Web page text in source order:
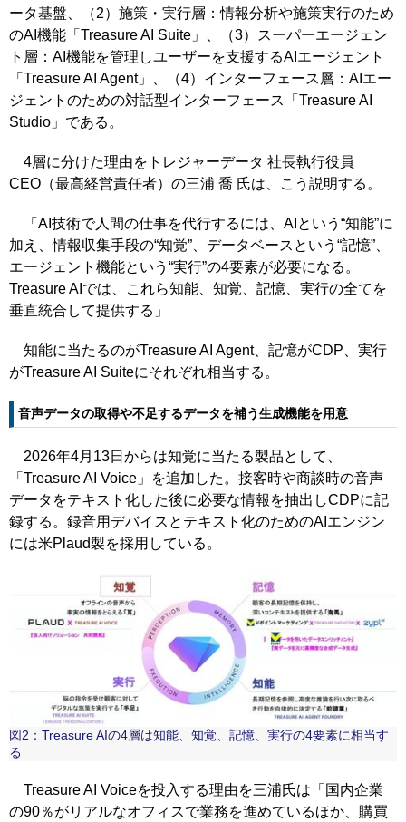
ータ基盤、（2）施策・実行層：情報分析や施策実行のため
のAI機能「Treasure AI Suite」、（3）スーパーエージェン
ト層：AI機能を管理しユーザーを支援するAIエージェント
「Treasure AI Agent」、（4）インターフェース層：AIエー
ジェントのための対話型インターフェース「Treasure AI
Studio」である。
4層に分けた理由をトレジャーデータ 社長執行役員
CEO（最高経営責任者）の三浦 喬 氏は、こう説明する。
「AI技術で人間の仕事を代行するには、AIという“知能”に
加え、情報収集手段の“知覚”、データベースという“記憶”、
エージェント機能という“実行”の4要素が必要になる。
Treasure AIでは、これら知能、知覚、記憶、実行の全てを
垂直統合して提供する」
知能に当たるのがTreasure AI Agent、記憶がCDP、実行
がTreasure AI Suiteにそれぞれ相当する。
音声データの取得や不足するデータを補う生成機能を用意
2026年4月13日からは知覚に当たる製品として、
「Treasure AI Voice」を追加した。接客時や商談時の音声
データをテキスト化した後に必要な情報を抽出しCDPに記
録する。録音用デバイスとテキスト化のためのAIエンジン
には米Plaud製を採用している。
図2：Treasure AIの4層は知能、知覚、記憶、実行の4要素に相当す
る
Treasure AI Voiceを投入する理由を三浦氏は「国内企業
の90％がリアルなオフィスで業務を進めているほか、購買